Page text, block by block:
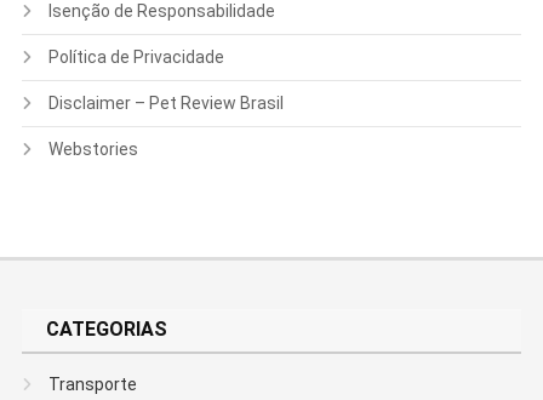
Isenção de Responsabilidade
Política de Privacidade
Disclaimer – Pet Review Brasil
Webstories
CATEGORIAS
Transporte